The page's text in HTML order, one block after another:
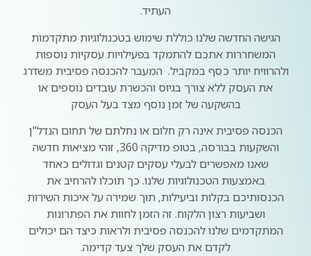
העתיד.
הגישה החדשה שלנו כוללת שימוש בטכנולוגיות מתקדמות
המשחררות אתכם להתמקד בפעילויות עסקיות נוספות
ולהרוויח יותר כסף במקביל. המעבר להכנסה פסיבית משדרג
את העסק ללא צורך בגיוס והכשרת עובדים נוספים או
בהשקעה של זמן נוסף מצד בעל העסק
הכנסה פסיבית אינה רק חלום או נחלתם של תחום הנדל"ן
והשקעות בבורסה, בטופ מדיקה 360, זוהי מציאות חדשה
שאנו מאפשרים לבעלי עסקים קטנים וגדולים כאחד
באמצעות הטכנולוגיות שלנו. כך תוכלו להרחיב את
הכנסותיכם בקלות וביעילות, תוך שמירה על איכות השירות
ושביעות רצון הלקוח. זה הזמן לחוות את הפתרונות
המתקדמים שלנו להכנסה פסיבית ולראות כיצד הם יכולים
לקדם את העסק שלך צעד קדימה.